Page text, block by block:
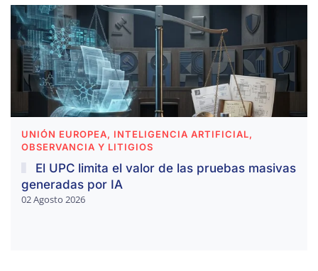
UNIÓN EUROPEA, INTELIGENCIA ARTIFICIAL,
OBSERVANCIA Y LITIGIOS
El UPC limita el valor de las pruebas masivas
generadas por IA
02 Agosto 2026